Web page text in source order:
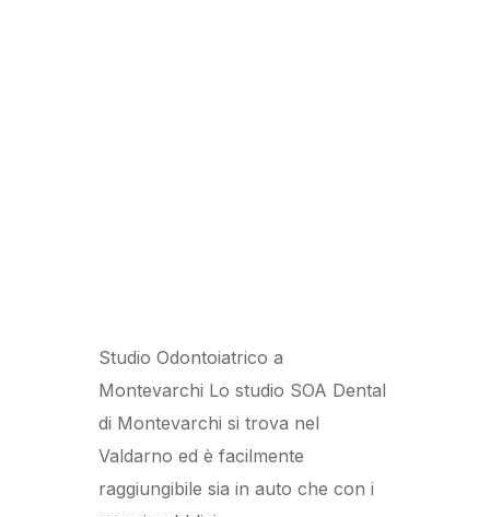
Studio Odontoiatrico a
Montevarchi Lo studio SOA Dental
di Montevarchi si trova nel
Valdarno ed è facilmente
raggiungibile sia in auto che con i